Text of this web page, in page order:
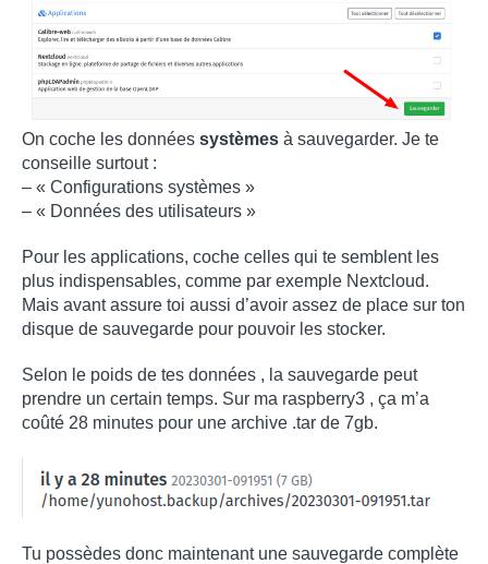
On coche les données systèmes à sauvegarder. Je te
conseille surtout :
– « Configurations systèmes »
– « Données des utilisateurs »
Pour les applications, coche celles qui te semblent les
plus indispensables, comme par exemple Nextcloud.
Mais avant assure toi aussi d’avoir assez de place sur ton
disque de sauvegarde pour pouvoir les stocker.
Selon le poids de tes données , la sauvegarde peut
prendre un certain temps. Sur ma raspberry3 , ça m’a
coûté 28 minutes pour une archive .tar de 7gb.
Tu possèdes donc maintenant une sauvegarde complète